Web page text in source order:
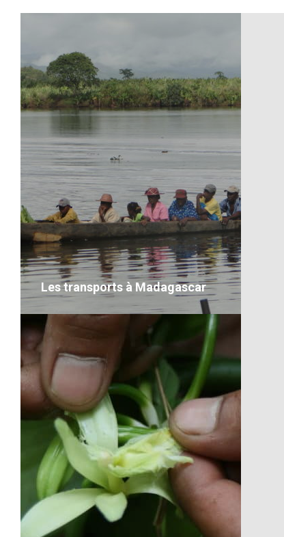
Les transports à Madagascar
Les transports à Madagascar